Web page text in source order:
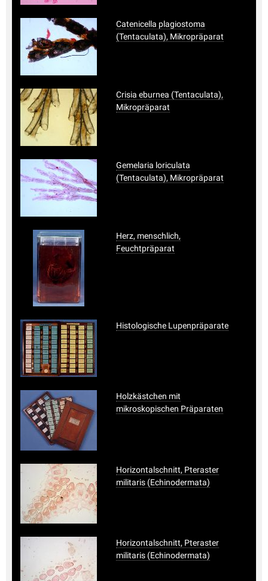
Catenicella plagiostoma
(Tentaculata), Mikropräparat
Crisia eburnea (Tentaculata),
Mikropräparat
Gemelaria loriculata
(Tentaculata), Mikropräparat
Herz, menschlich,
Feuchtpräparat
Histologische Lupenpräparate
Holzkästchen mit
mikroskopischen Präparaten
Horizontalschnitt, Pteraster
militaris (Echinodermata)
Horizontalschnitt, Pteraster
militaris (Echinodermata)